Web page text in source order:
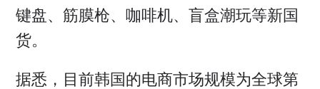
键盘、筋膜枪、咖啡机、盲盒潮玩等新国
货。
据悉，目前韩国的电商市场规模为全球第